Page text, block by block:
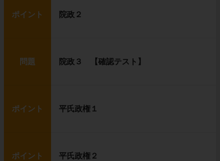
ポイント 院政２
問題 院政３ 【確認テスト】
ポイント 平氏政権１
ポイント 平氏政権２